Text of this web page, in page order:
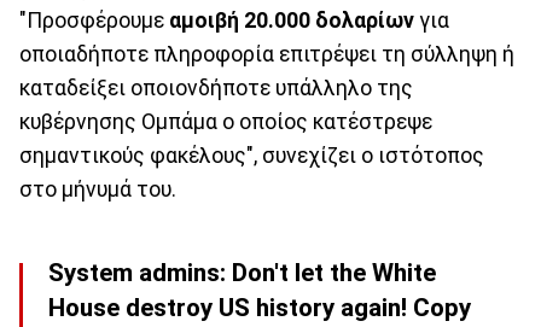
"Προσφέρουμε αμοιβή 20.000 δολαρίων για
οποιαδήποτε πληροφορία επιτρέψει τη σύλληψη ή
καταδείξει οποιονδήποτε υπάλληλο της
κυβέρνησης Ομπάμα ο οποίος κατέστρεψε
σημαντικούς φακέλους", συνεχίζει ο ιστότοπος
στο μήνυμά του.
System admins: Don't let the White
House destroy US history again! Copy